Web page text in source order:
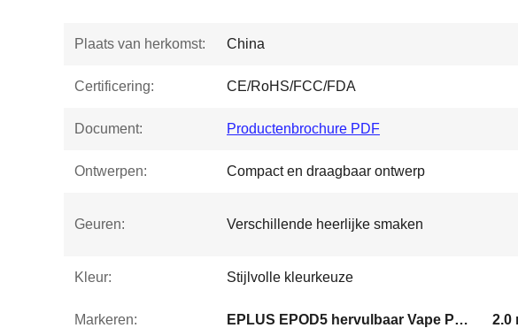
Plaats van herkomst: China
Certificering: CE/RoHS/FCC/FDA
Document: Productenbrochure PDF
Ontwerpen: Compact en draagbaar ontwerp
Geuren: Verschillende heerlijke smaken
Kleur: Stijlvolle kleurkeuze
Markeren: EPLUS EPOD5 hervulbaar Vape POD-apparaat